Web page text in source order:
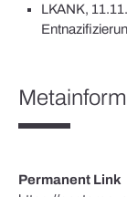
LKANK,
Permanent Link